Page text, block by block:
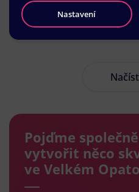
Pojďme společně
vytvořit něco
ve Velkém
Nastavení